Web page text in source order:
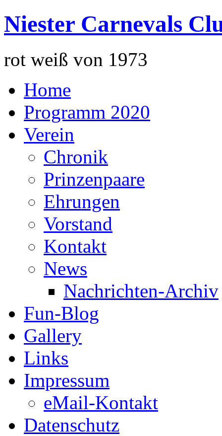
Niester Carnevals
rot weiß von 1973
Home
Programm 2020
Verein
Chronik
Prinzenpaare
Ehrungen
Vorstand
Kontakt
News
Nachrichten-Archiv
Fun-Blog
Gallery
Links
Impressum
eMail-Kontakt
Datenschutz